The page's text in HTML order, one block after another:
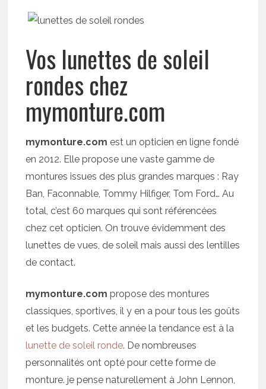
Vos lunettes de soleil
rondes chez
mymonture.com
mymonture.com est un opticien en ligne fondé
en 2012. Elle propose une vaste gamme de
montures issues des plus grandes marques : Ray
Ban, Faconnable, Tommy Hilfiger, Tom Ford… Au
total, c’est 60 marques qui sont référencées
chez cet opticien. On trouve évidemment des
lunettes de vues, de soleil mais aussi des lentilles
de contact.
mymonture.com propose des montures
classiques, sportives, il y en a pour tous les goûts
et les budgets. Cette année la tendance est à la
lunette de soleil ronde. De nombreuses
personnalités ont opté pour cette forme de
monture. je pense naturellement à John Lennon,